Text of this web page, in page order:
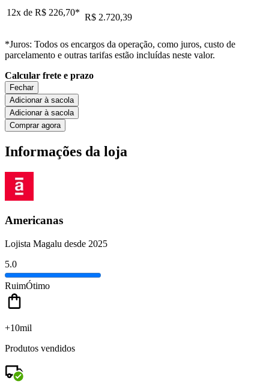
12x de R$ 226,70* R$ 2.720,39
*Juros: Todos os encargos da operação, como juros, custo de
parcelamento e outras tarifas estão incluídas neste valor.
Calcular frete e prazo
Fechar
Adicionar à sacola
Adicionar à sacola
Comprar agora
Informações da loja
Americanas
Lojista Magalu desde 2025
5.0
RuimÓtimo
+10mil
Produtos vendidos